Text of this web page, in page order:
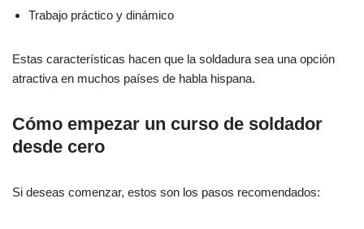
Trabajo práctico y dinámico
Estas características hacen que la soldadura sea una opción
atractiva en muchos países de habla hispana.
Cómo empezar un curso de soldador
desde cero
Si deseas comenzar, estos son los pasos recomendados: